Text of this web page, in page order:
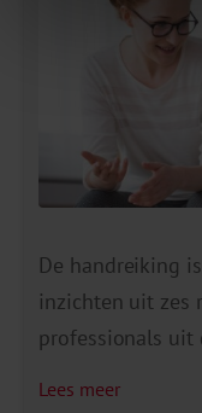
De handreiking
inzichten uit zes
professionals uit
Lees meer